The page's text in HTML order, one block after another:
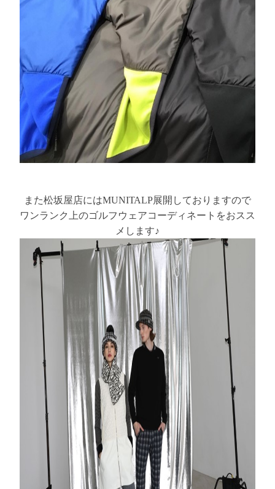
また松坂屋店にはMUNITALP展開しておりますので
ワンランク上のゴルフウェアコーディネートをおスス
メします♪